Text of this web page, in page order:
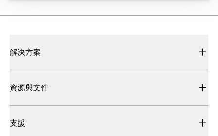
解決方案
資源與文件
支援